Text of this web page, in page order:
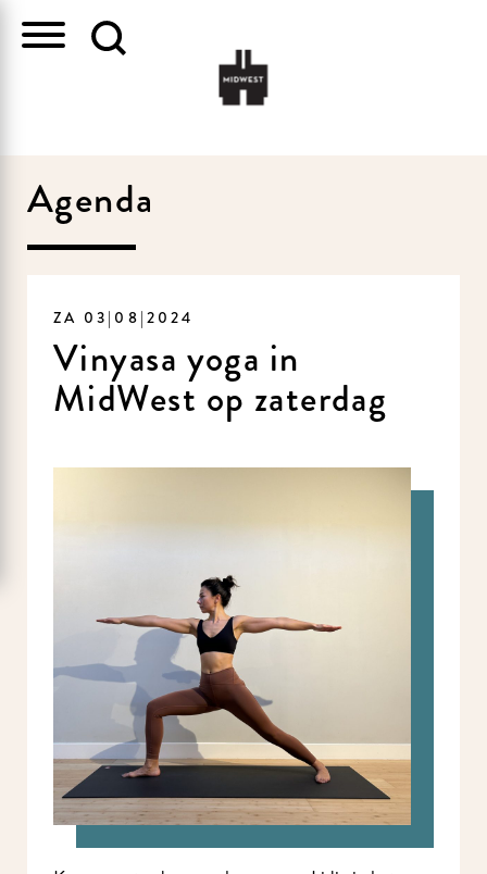
Agenda
ZA 03|08|2024
Vinyasa yoga in
MidWest op zaterdag